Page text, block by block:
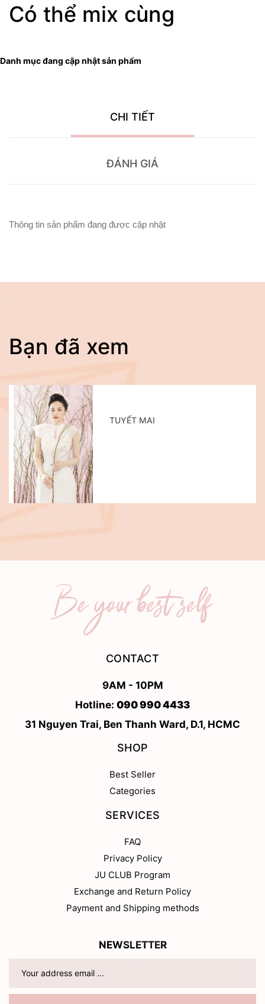
Có thể mix cùng
Danh mục đang cập nhật sản phẩm
CHI TIẾT
ĐÁNH GIÁ
Thông tin sản phẩm đang được cập nhật
Bạn đã xem
TUYẾT MAI
CONTACT
9AM - 10PM
Hotline: 090 990 4433
31 Nguyen Trai, Ben Thanh Ward, D.1, HCMC
SHOP
Best Seller
Categories
SERVICES
FAQ
Privacy Policy
JU CLUB Program
Exchange and Return Policy
Payment and Shipping methods
NEWSLETTER